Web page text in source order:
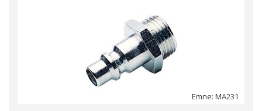
Emne: MA231